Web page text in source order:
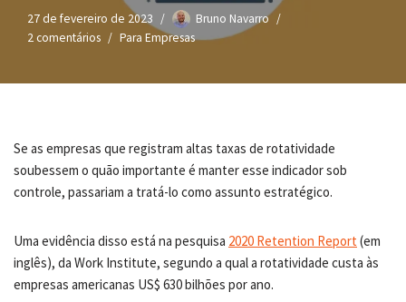
27 de fevereiro de 2023
Bruno Navarro
2 comentários
Para Empresas
Se as empresas que registram altas taxas de rotatividade
soubessem o quão importante é manter esse indicador sob
controle, passariam a tratá-lo como assunto estratégico.
Uma evidência disso está na pesquisa 2020 Retention Report (em
inglês), da Work Institute, segundo a qual a rotatividade custa às
empresas americanas US$ 630 bilhões por ano.